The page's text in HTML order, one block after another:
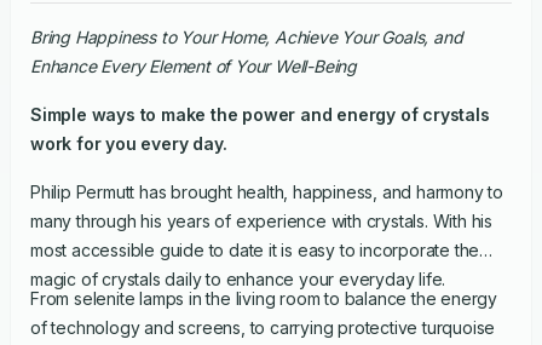
Bring Happiness to Your Home, Achieve Your Goals, and
Enhance Every Element of Your Well-Being
Simple ways to make the power and energy of crystals
work for you every day.
Philip Permutt has brought health, happiness, and harmony to
many through his years of experience with crystals. With his
most accessible guide to date it is easy to incorporate the
magic of crystals daily to enhance your everyday life.
From selenite lamps in the living room to balance the energy
of technology and screens, to carrying protective turquoise